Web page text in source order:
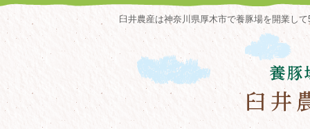
臼井農産は神奈川県厚木市で養豚場を開業し